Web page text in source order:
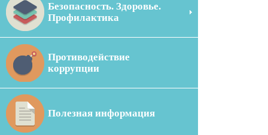
Безопасность. Здоровье.
Профилактика
Противодействие
коррупции
Полезная информация